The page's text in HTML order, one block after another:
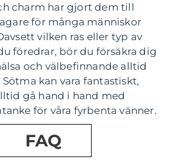
charm har gjort dem till
för många människor
vilken ras eller typ av
föredrar, bör du försäkra dig
och välbefinnande alltid
kan vara fantastiskt,
gå hand i hand med
för våra fyrbenta vänner.
FAQ